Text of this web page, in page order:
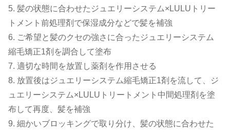
5. 髪の状態に合わせたジュエリーシステム×LULUトリー
トメント前処理剤で保湿成分などで髪を補強
6. ご希望と髪のクセの強さに合ったジュエリーシステム
縮毛矯正1剤を調合して塗布
7. 適切な時間を放置し薬剤を作用させる
8. 放置後はジュエリーシステム縮毛矯正1剤を流して、ジ
ュエリーシステム×LULUトリートメント中間処理剤を塗
布して再度、髪を補強
9. 細かいブロッキングで取り分け、髪の状態に合わせた